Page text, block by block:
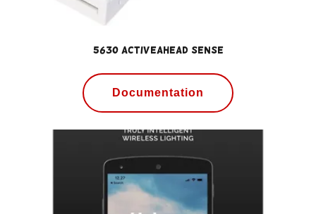
5630 ActiveAhead Sense
Documentation